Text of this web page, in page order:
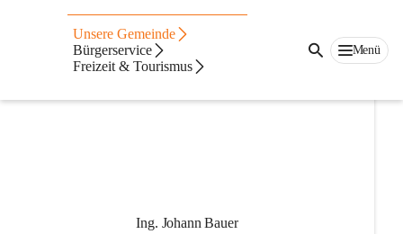
Unsere Gemeinde
Bürgerservice
Freizeit & Tourismus
Menü
Verwaltung
Gemeindeamt
Ing. Johann Bauer